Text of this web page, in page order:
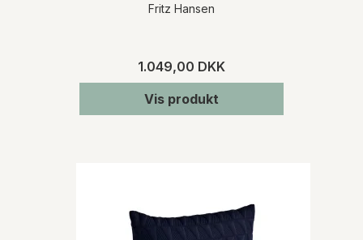
Fritz Hansen
1.049,00 DKK
Vis produkt